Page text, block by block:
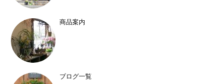
商品案内
ブログ一覧